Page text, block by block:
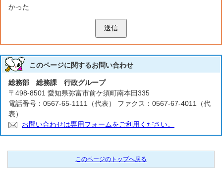
かった
送信
このページに関するお問い合わせ
総務部 総務課 行政グループ
〒498-8501 愛知県弥富市前ケ須町南本田335
電話番号：0567-65-1111（代表） ファクス：0567-67-4011（代
表）
お問い合わせは専用フォームをご利用ください。
このページのトップへ戻る